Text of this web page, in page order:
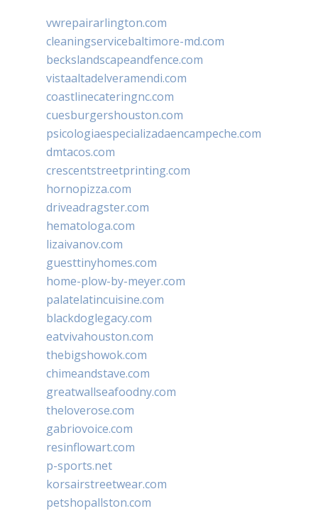
vwrepairarlington.com
cleaningservicebaltimore-md.com
beckslandscapeandfence.com
vistaaltadelveramendi.com
coastlinecateringnc.com
cuesburgershouston.com
psicologiaespecializadaencampeche.com
dmtacos.com
crescentstreetprinting.com
hornopizza.com
driveadragster.com
hematologa.com
lizaivanov.com
guesttinyhomes.com
home-plow-by-meyer.com
palatelatincuisine.com
blackdoglegacy.com
eatvivahouston.com
thebigshowok.com
chimeandstave.com
greatwallseafoodny.com
theloverose.com
gabriovoice.com
resinflowart.com
p-sports.net
korsairstreetwear.com
petshopallston.com